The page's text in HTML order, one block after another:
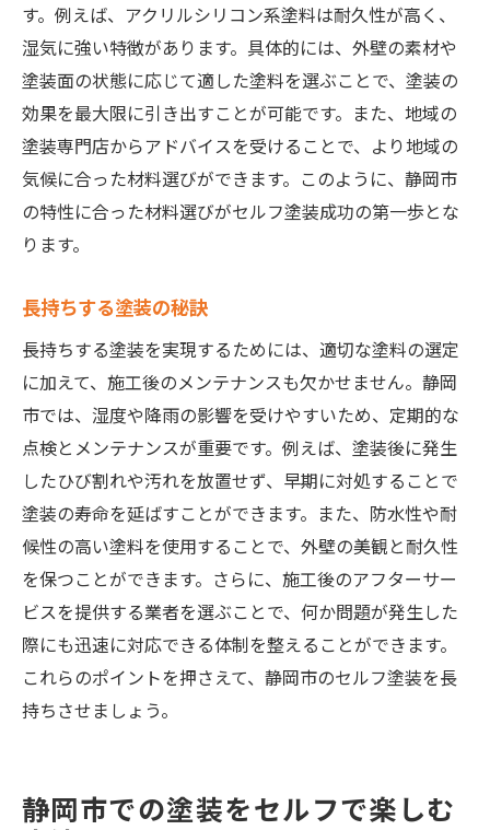
す。例えば、アクリルシリコン系塗料は耐久性が高く、
湿気に強い特徴があります。具体的には、外壁の素材や
塗装面の状態に応じて適した塗料を選ぶことで、塗装の
効果を最大限に引き出すことが可能です。また、地域の
塗装専門店からアドバイスを受けることで、より地域の
気候に合った材料選びができます。このように、静岡市
の特性に合った材料選びがセルフ塗装成功の第一歩とな
ります。
長持ちする塗装の秘訣
長持ちする塗装を実現するためには、適切な塗料の選定
に加えて、施工後のメンテナンスも欠かせません。静岡
市では、湿度や降雨の影響を受けやすいため、定期的な
点検とメンテナンスが重要です。例えば、塗装後に発生
したひび割れや汚れを放置せず、早期に対処することで
塗装の寿命を延ばすことができます。また、防水性や耐
候性の高い塗料を使用することで、外壁の美観と耐久性
を保つことができます。さらに、施工後のアフターサー
ビスを提供する業者を選ぶことで、何か問題が発生した
際にも迅速に対応できる体制を整えることができます。
これらのポイントを押さえて、静岡市のセルフ塗装を長
持ちさせましょう。
静岡市での塗装をセルフで楽しむ